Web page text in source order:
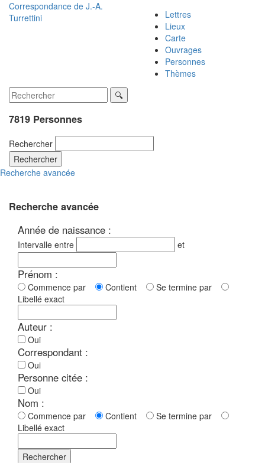
Correspondance de J.-A.
Turrettini
Lettres
Lieux
Carte
Ouvrages
Personnes
Thèmes
7819 Personnes
Rechercher
Rechercher
Recherche avancée
Recherche avancée
Année de naissance :
Intervalle entre et
Prénom :
Commence par Contient
Se termine par
Libellé exact
Auteur :
Oui
Correspondant :
Oui
Personne citée :
Oui
Nom :
Commence par Contient
Se termine par
Libellé exact
Rechercher